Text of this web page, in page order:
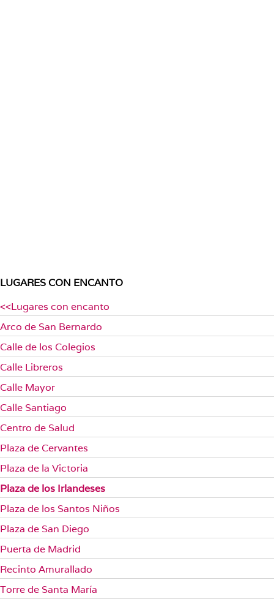
LUGARES CON ENCANTO
<<Lugares con encanto
Arco de San Bernardo
Calle de los Colegios
Calle Libreros
Calle Mayor
Calle Santiago
Centro de Salud
Plaza de Cervantes
Plaza de la Victoria
Plaza de los Irlandeses
Plaza de los Santos Niños
Plaza de San Diego
Puerta de Madrid
Recinto Amurallado
Torre de Santa María